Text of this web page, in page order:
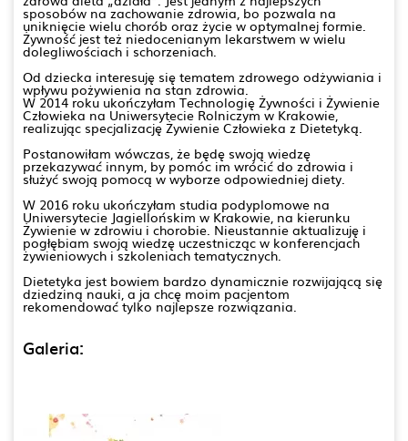
sposobów na zachowanie zdrowia, bo pozwala na
uniknięcie wielu chorób oraz życie w optymalnej formie.
Żywność jest też niedocenianym lekarstwem w wielu
dolegliwościach i schorzeniach.
Od dziecka interesuję się tematem zdrowego odżywiania i
wpływu pożywienia na stan zdrowia.
W 2014 roku ukończyłam Technologię Żywności i Żywienie
Człowieka na Uniwersytecie Rolniczym w Krakowie,
realizując specjalizację Żywienie Człowieka z Dietetyką.
Postanowiłam wówczas, że będę swoją wiedzę
przekazywać innym, by pomóc im wrócić do zdrowia i
służyć swoją pomocą w wyborze odpowiedniej diety.
W 2016 roku ukończyłam studia podyplomowe na
Uniwersytecie Jagiellońskim w Krakowie, na kierunku
Żywienie w zdrowiu i chorobie. Nieustannie aktualizuję i
pogłębiam swoją wiedzę uczestnicząc w konferencjach
żywieniowych i szkoleniach tematycznych.
Dietetyka jest bowiem bardzo dynamicznie rozwijającą się
dziedziną nauki, a ja chcę moim pacjentom
rekomendować tylko najlepsze rozwiązania.
Galeria: